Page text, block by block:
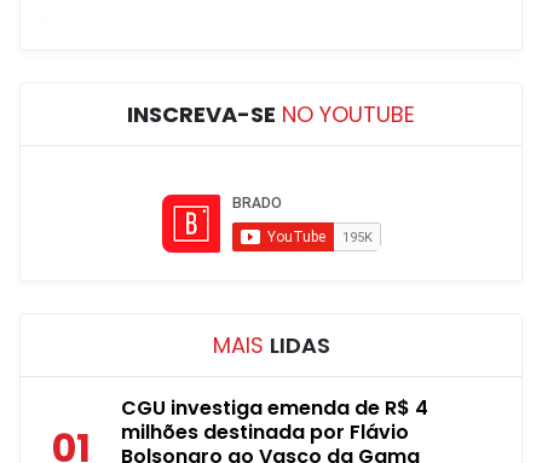
INSCREVA-SE NO YOUTUBE
MAIS LIDAS
01
CGU investiga emenda de R$ 4
milhões destinada por Flávio
Bolsonaro ao Vasco da Gama